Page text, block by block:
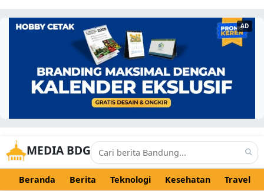
AD
MEDIA BDG
Beranda Berita Teknologi Kesehatan Travel